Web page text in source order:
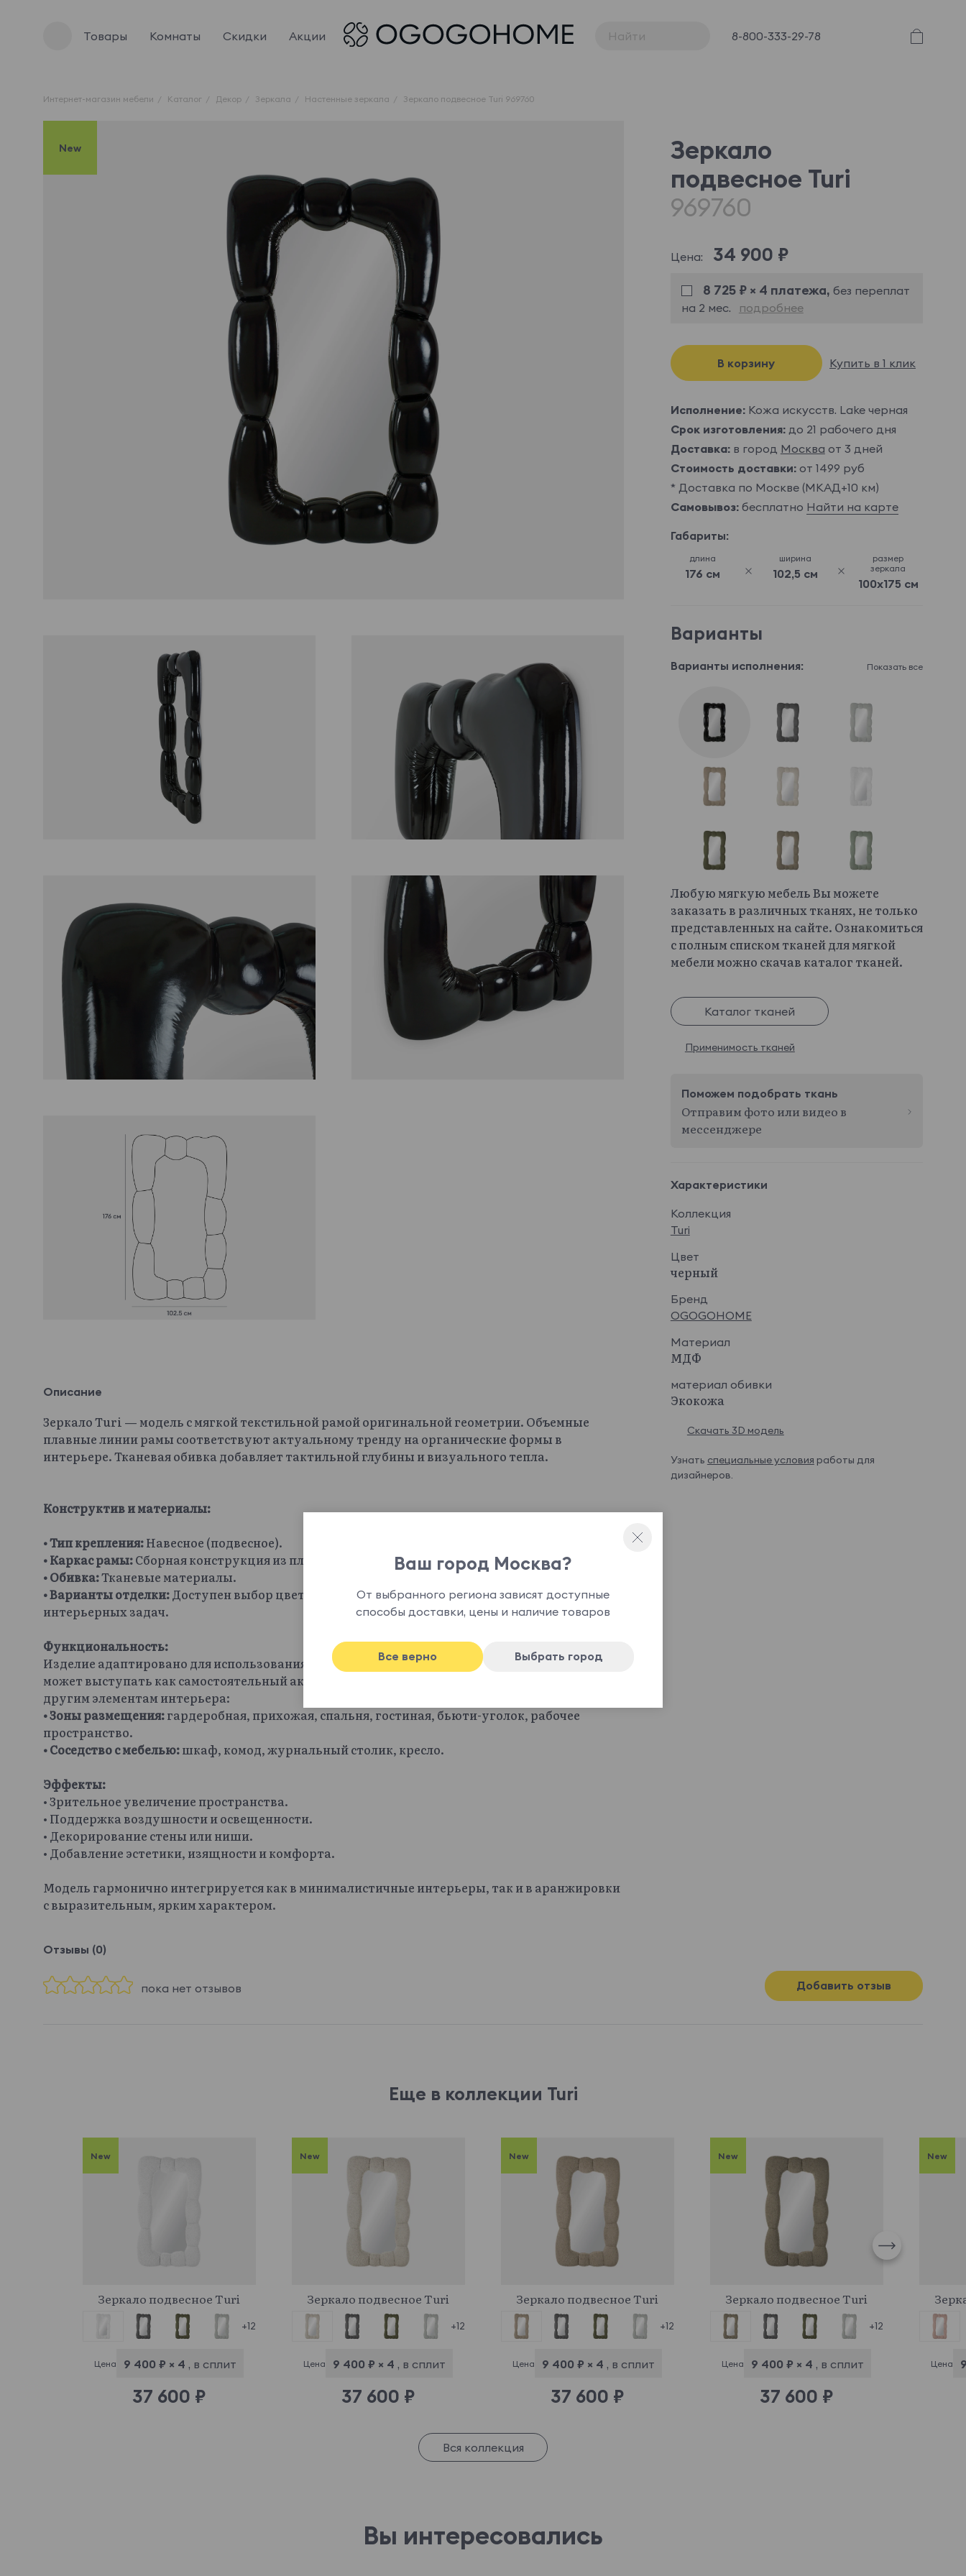
Товары Комнаты Скидки Акции 8-800-333-29-78
Интернет-магазин мебели Каталог Декор Зеркала Настенные зеркала Зеркало подвесное Turi 969760
New
Зеркало
подвесное Turi
969760
Цена: 34 900 ₽
8 725 ₽ × 4 платежа, без переплат
на 2 мес.
подробнее
В корзину Купить в 1 клик
Исполнение:Кожа искусств. Lake черная
Срок изготовления:до 21 рабочего дня
Доставка:в город Москва от 3 дней
Стоимость доставки:от 1499 руб
* Доставка по Москве (МКАД+10 км)
Самовывоз:бесплатно Найти на карте
Габариты:
длина
176 см
ширина
102,5 см
размер
зеркала
100x175 см
Варианты
Варианты исполнения: Показать все
Любую мягкую мебель Вы можете
заказать в различных тканях, не только
представленных на сайте. Ознакомиться
с полным списком тканей для мягкой
мебели можно скачав каталог тканей.
Каталог тканей
Применимость тканей
Поможем подобрать ткань
Отправим фото или видео в
мессенджере
Характеристики
Коллекция
Turi
Цвет
черный
Бренд
OGOGOHOME
Материал
МДФ
материал обивки
Экокожа
Скачать 3D модель
Узнать специальные условия работы для
дизайнеров.
Описание
Зеркало Turi — модель с мягкой текстильной рамой оригинальной геометрии. Объемные
плавные линии рамы соответствуют актуальному тренду на органические формы в
интерьере. Тканевая обивка добавляет тактильной глубины и визуального тепла.
Конструктив и материалы:
• Тип крепления:Навесное (подвесное).
• Каркас рамы:Сборная конструкция из плит МДФ толщиной 10 мм. и 16 мм.
• Обивка:Тканевые материалы.
• Варианты отделки:Доступен выбор цветового и фактурного решения в зависимости от
интерьерных задач.
Функциональность:
Изделие адаптировано для использования в жилых и общественных пространствах. Зеркало
может выступать как самостоятельный акцентный предмет, так и в качестве дополнения к
другим элементам интерьера:
• Зоны размещения:гардеробная, прихожая, спальня, гостиная, бьюти-уголок, рабочее
пространство.
• Соседство с мебелью:шкаф, комод, журнальный столик, кресло.
Эффекты:
• Зрительное увеличение пространства.
• Поддержка воздушности и освещенности.
• Декорирование стены или ниши.
• Добавление эстетики, изящности и комфорта.
Модель гармонично интегрируется как в минималистичные интерьеры, так и в аранжировки
с выразительным, ярким характером.
Отзывы (0)
пока нет отзывов Добавить отзыв
Еще в коллекции Turi
New
Зеркало подвесное Turi
+12
Цена 9 400 ₽ × 4, в сплит
37 600 ₽
New
Зеркало подвесное Turi
+12
Цена 9 400 ₽ × 4, в сплит
37 600 ₽
New
Зеркало подвесное Turi
+12
Цена 9 400 ₽ × 4, в сплит
37 600 ₽
New
Зеркало подвесное Turi
+12
Цена 9 400 ₽ × 4, в сплит
37 600 ₽
New
Цена
Вся коллекция
Вы интересовались
Ваш город Москва?
От выбранного региона зависят доступные
способы доставки, цены и наличие товаров
Все верно Выбрать город